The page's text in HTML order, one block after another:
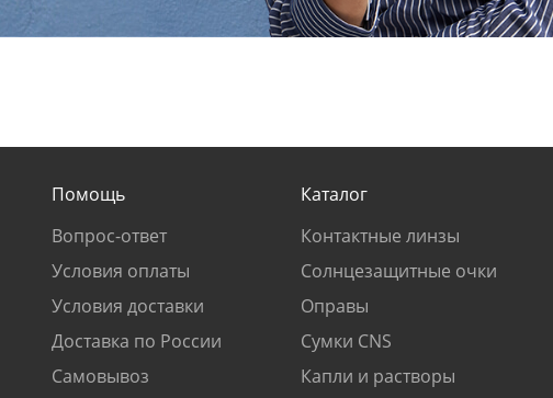
Помощь
Вопрос-ответ
Условия оплаты
Условия доставки
Доставка по России
Самовывоз
Каталог
Контактные линзы
Солнцезащитные очки
Оправы
Сумки CNS
Капли и растворы